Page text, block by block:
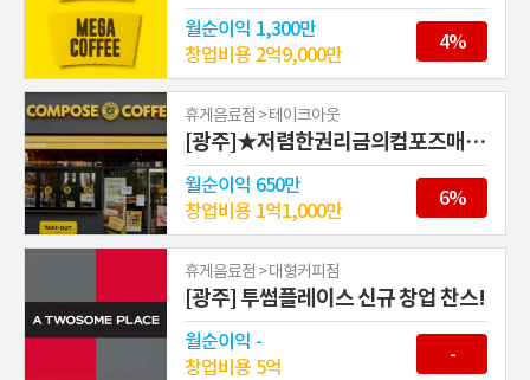
4%
1,300만
월순이익
2억9,000만
창업비용
휴게음료점 > 테이크아웃
[광주]★저렴한권리금의컴포즈매장양수하실분
6%
650만
월순이익
1억1,000만
창업비용
휴게음료점 > 대형커피점
[광주] 투썸플레이스 신규 창업 찬스!
-
-
월순이익
5억
창업비용